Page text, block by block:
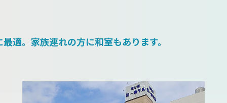
適。家族連れの方に和室もあります。